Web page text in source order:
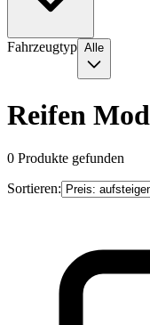
Fahrzeugtyp Alle
Reifen
0 Produkte gefunden
Sortieren: